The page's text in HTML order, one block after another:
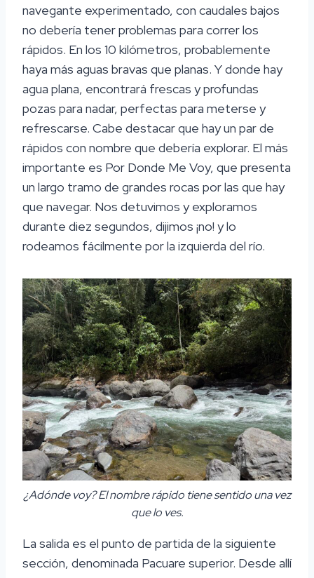
navegante experimentado, con caudales bajos
no debería tener problemas para correr los
rápidos. En los 10 kilómetros, probablemente
haya más aguas bravas que planas. Y donde hay
agua plana, encontrará frescas y profundas
pozas para nadar, perfectas para meterse y
refrescarse. Cabe destacar que hay un par de
rápidos con nombre que debería explorar. El más
importante es Por Donde Me Voy, que presenta
un largo tramo de grandes rocas por las que hay
que navegar. Nos detuvimos y exploramos
durante diez segundos, dijimos ¡no! y lo
rodeamos fácilmente por la izquierda del río.
¿Adónde voy? El nombre rápido tiene sentido una vez
que lo ves.
La salida es el punto de partida de la siguiente
sección, denominada Pacuare superior. Desde allí